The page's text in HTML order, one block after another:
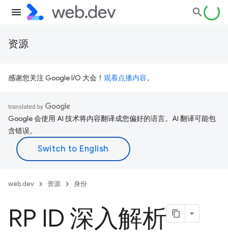
资源
感谢您关注 Google I/O 大会！ 观看点播内容。
Google 会使用 AI 技术将内容翻译成您偏好的语言。AI 翻译可能包
含错误。
web.dev 资源 身份
RP ID 深入解析